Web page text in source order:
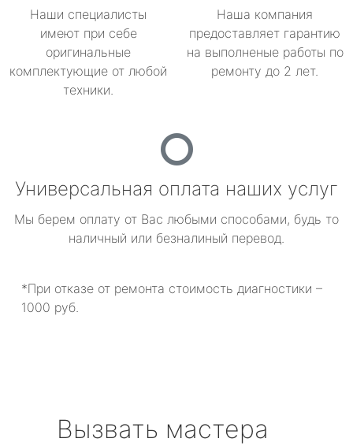
Наши специалисты
имеют при себе
оригинальные
комплектующие от любой
техники.
Наша компания
предоставляет гарантию
на выполненые работы по
ремонту до 2 лет.
Универсальная оплата наших услуг
Мы берем оплату от Вас любыми способами, будь то
наличный или безналиный перевод.
*При отказе от ремонта стоимость диагностики –
1000 руб.
Вызвать мастера